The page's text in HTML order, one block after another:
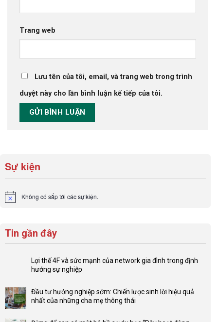
Trang web
Lưu tên của tôi, email, và trang web trong trình
duyệt này cho lần bình luận kế tiếp của tôi.
Sự kiện
Notice Không có sắp tới các sự kiện.
Tin gần đây
Lợi thế 4F và sức mạnh của network gia đình trong định
hướng sự nghiệp
bình
luận
Đầu tư hướng nghiệp sớm: Chiến lược sinh lời hiệu quả
nhất của những cha mẹ thông thái